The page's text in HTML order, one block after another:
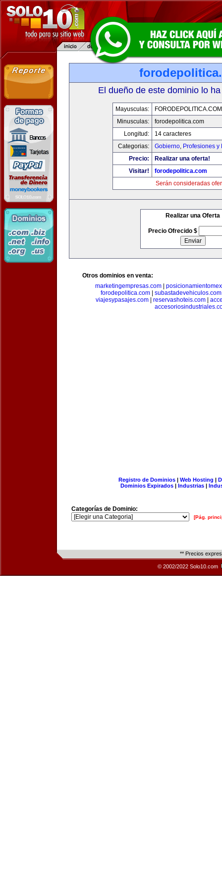
El dueño de este dominio lo
Mayusculas:
FORODEPOLITICA.COM
Minusculas:
forodepolitica.com
Longitud:
14 caracteres
Categorias:
Gobierno, Profesiones y
Precio:
Realizar una oferta!
Visitar!
forodepolitica.com
Serán consideradas
Realizar una Oferta
Precio Ofrecido $
Otros dominios en venta:
marketingempresas.com
forodepolitica.com| subastadevehiculos.com
viajesypasajes.com
reservashoteis.com
Registro de Dominios| Web Hosting |
Dominios Expirados | Industrias |
Categorías de Dominio:
[Pág.
** Precios
© 2002/2022 Solo10.com